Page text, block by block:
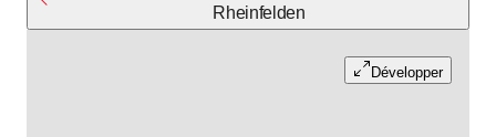
Rheinfelden
Développer